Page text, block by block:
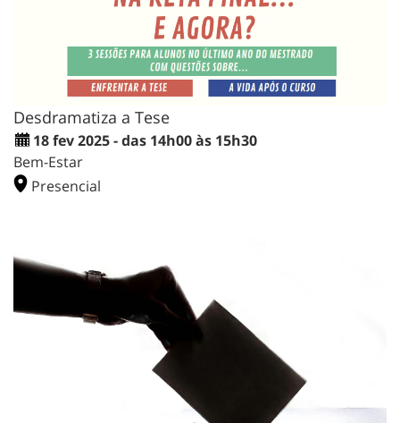
Desdramatiza a Tese
18 fev 2025 - das 14h00 às 15h30
Bem-Estar
Presencial